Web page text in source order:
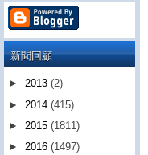
新聞回顧
► 2013 (2)
► 2014 (415)
► 2015 (1811)
► 2016 (1497)